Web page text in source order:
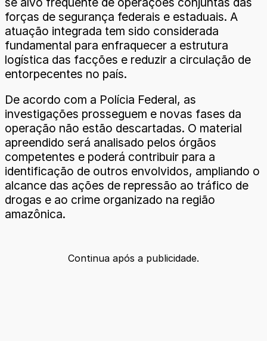
forças de segurança federais e estaduais. A
atuação integrada tem sido considerada
fundamental para enfraquecer a estrutura
logística das facções e reduzir a circulação de
entorpecentes no país.
De acordo com a Polícia Federal, as
investigações prosseguem e novas fases da
operação não estão descartadas. O material
apreendido será analisado pelos órgãos
competentes e poderá contribuir para a
identificação de outros envolvidos, ampliando o
alcance das ações de repressão ao tráfico de
drogas e ao crime organizado na região
amazônica.
Continua após a publicidade.